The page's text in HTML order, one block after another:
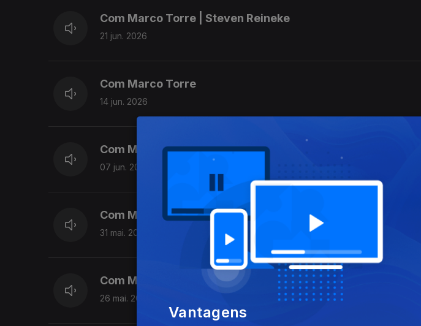
Com Marco Torre | Steven Reineke
21 jun. 2026
Com Marco Torre
14 jun. 2026
Com Marco Torre | Dia de Portugal
07 jun. 2026
Com Marco Torre
31 mai. 2026
Com Marco Torre
26 mai. 2026
Vantagens